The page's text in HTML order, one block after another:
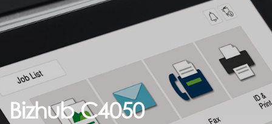
Bizhub C4050